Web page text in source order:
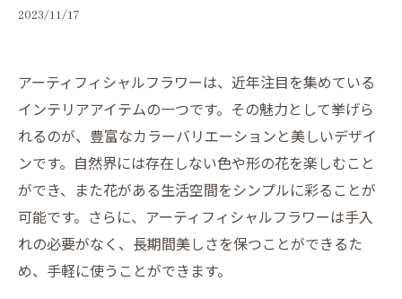
2023/11/17
アーティフィシャルフラワーは、近年注目を集めている
インテリアアイテムの一つです。その魅力として挙げら
れるのが、豊富なカラーバリエーションと美しいデザイ
ンです。自然界には存在しない色や形の花を楽しむこと
ができ、また花がある生活空間をシンプルに彩ることが
可能です。さらに、アーティフィシャルフラワーは手入
れの必要がなく、長期間美しさを保つことができるた
め、手軽に使うことができます。